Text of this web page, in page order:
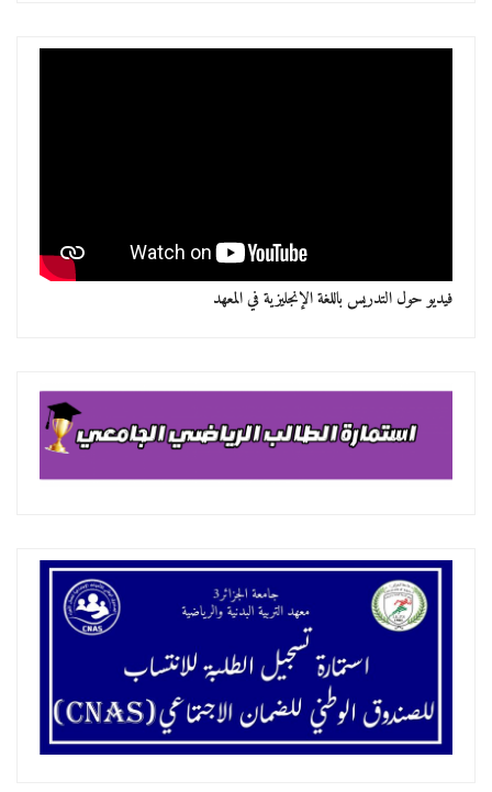
فيديو حول التدريس باللغة الإنجليزية في المعهد